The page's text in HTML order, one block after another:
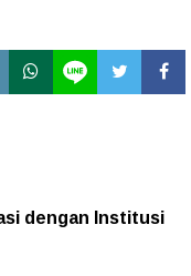
dengan Institusi